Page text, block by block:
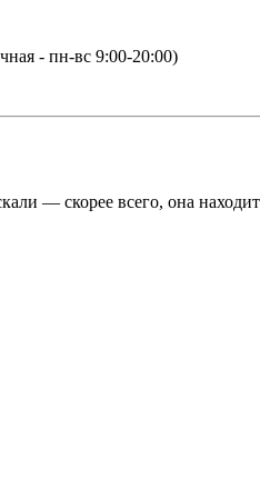
- пн-вс 9:00-20:00)
— скорее всего, она